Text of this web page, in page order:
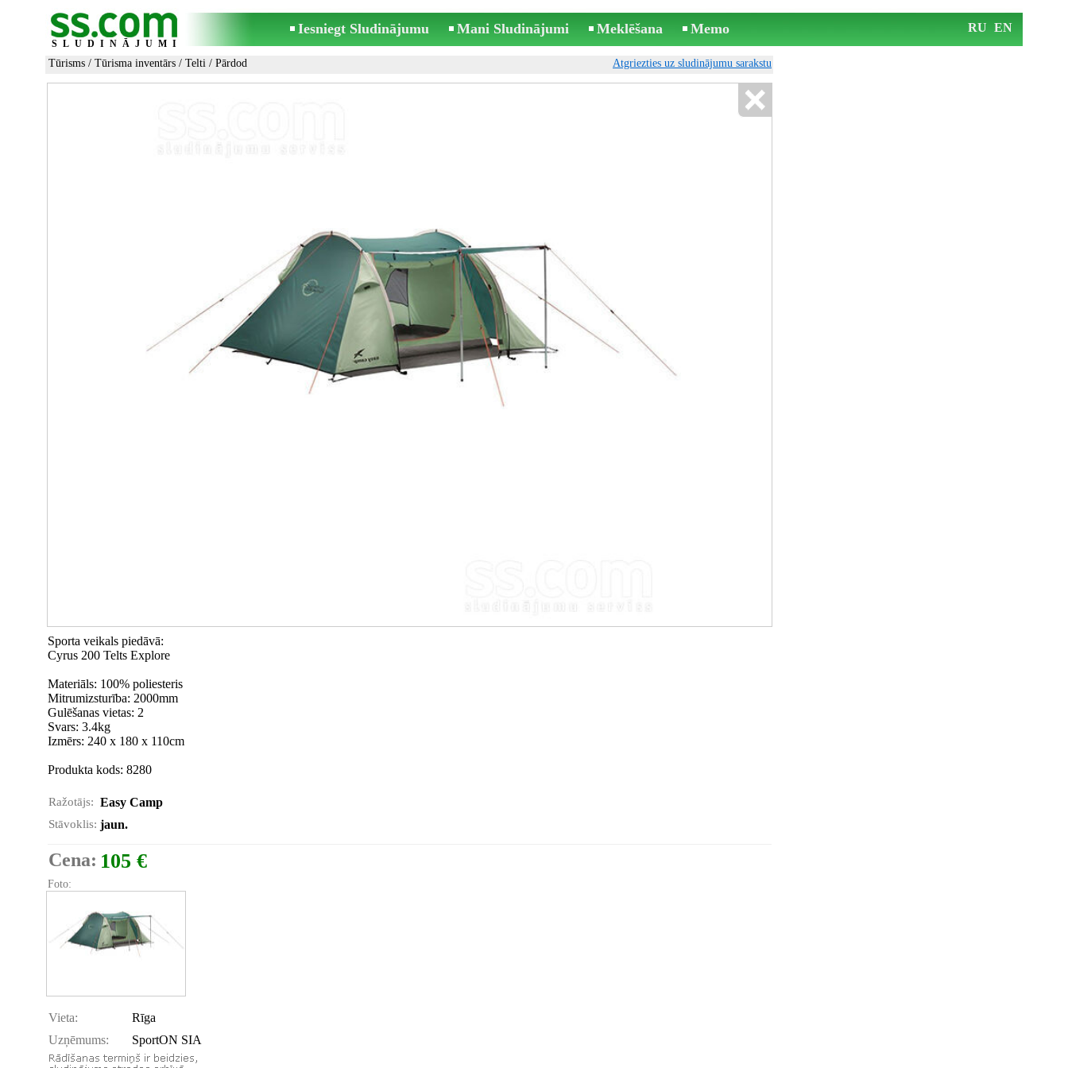
SLUDINĀJUMI
Iesniegt Sludinājumu Mani Sludinājumi Meklēšana Memo RU EN
Tūrisms / Tūrisma inventārs / Telti / Pārdod Atgriezties uz sludinājumu sarakstu
Sporta veikals piedāvā:
Cyrus 200 Telts Explore
Materiāls: 100% poliesteris
Mitrumizsturība: 2000mm
Gulēšanas vietas: 2
Svars: 3.4kg
Izmērs: 240 x 180 x 110cm
Produkta kods: 8280
Ražotājs: Easy Camp
Stāvoklis: jaun.
Cena: 105 €
Foto:
Vieta:
Rīga
Uzņēmums:
SportON SIA